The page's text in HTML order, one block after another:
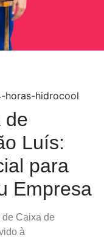
de
Luís:
para
Empresa
de Caixa de
à